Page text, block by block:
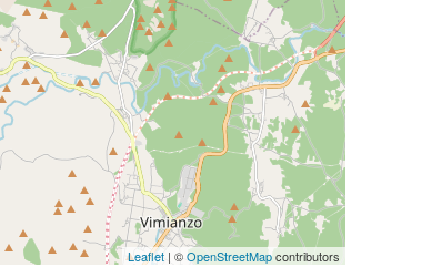
Leaflet | ©OpenStreetMapcontributors